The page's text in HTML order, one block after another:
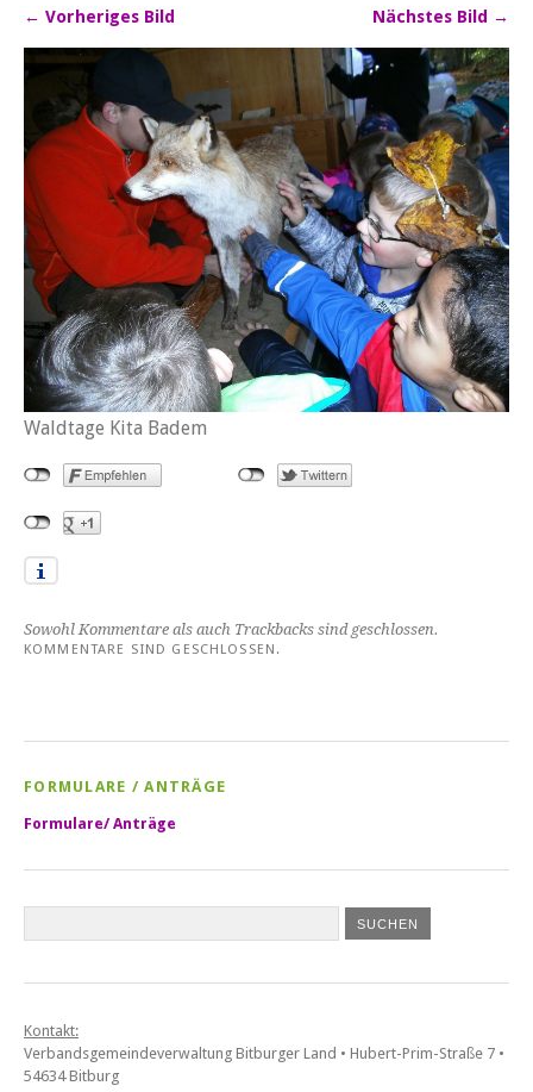
← Vorheriges Bild Nächstes Bild →
Waldtage Kita Badem
Sowohl Kommentare als auch Trackbacks sind geschlossen.
KOMMENTARE SIND GESCHLOSSEN.
FORMULARE / ANTRÄGE
Formulare/ Anträge
Kontakt:
Verbandsgemeindeverwaltung Bitburger Land • Hubert-Prim-Straße 7 •
54634 Bitburg